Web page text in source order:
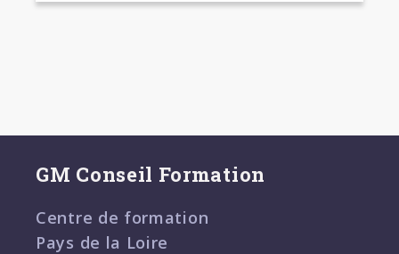
GM Conseil Formation
Centre de formation
Pays de la Loire